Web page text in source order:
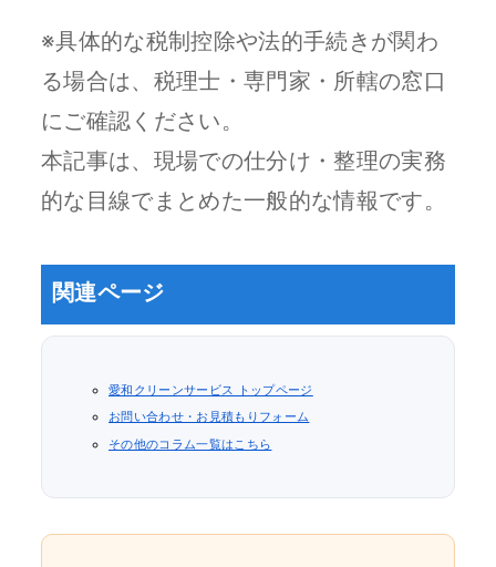
※具体的な税制控除や法的手続きが関わ
る場合は、税理士・専門家・所轄の窓口
にご確認ください。
本記事は、現場での仕分け・整理の実務
的な目線でまとめた一般的な情報です。
関連ページ
愛和クリーンサービス トップページ
お問い合わせ・お見積もりフォーム
その他のコラム一覧はこちら